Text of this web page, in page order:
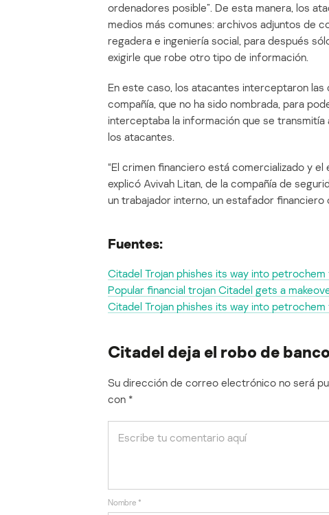
ordenadores posible”. De esta manera, los
medios más comunes: archivos adjuntos de
regadera e ingeniería social, para después
exigirle que robe otro tipo de información.
En este caso, los atacantes interceptaron
compañía, que no ha sido nombrada, para
interceptaba la información que se
los atacantes.
“El crimen financiero está comercializado y
explicó Avivah Litan, de la compañía de
un trabajador interno, un estafador financiero
Fuentes:
Citadel Trojan phishes its way into petrochem
Popular financial trojan Citadel gets a
Citadel Trojan phishes its way into petrochem
Citadel deja el robo de
Su dirección de correo electrónico no será
con *
Nombre *